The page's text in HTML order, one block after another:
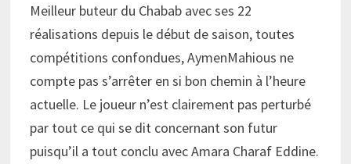
Meilleur buteur du Chabab avec ses 22
réalisations depuis le début de saison, toutes
compétitions confondues, AymenMahious ne
compte pas s’arrêter en si bon chemin à l’heure
actuelle. Le joueur n’est clairement pas perturbé
par tout ce qui se dit concernant son futur
puisqu’il a tout conclu avec Amara Charaf Eddine.